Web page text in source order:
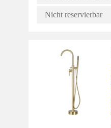
Nicht reservierbar